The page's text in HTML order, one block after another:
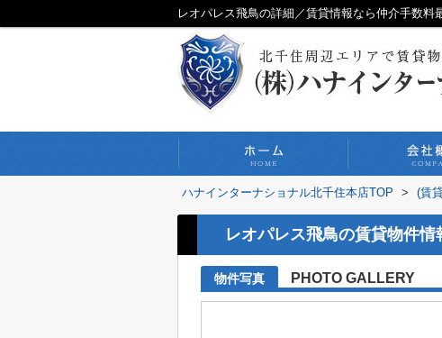
レオパレス飛鳥の詳細／賃貸情報なら仲介手数
ハナインターナショナル北千住本店TOP > (賃
レオパレス飛鳥の賃貸物件情
物件写真 PHOTO GALLERY